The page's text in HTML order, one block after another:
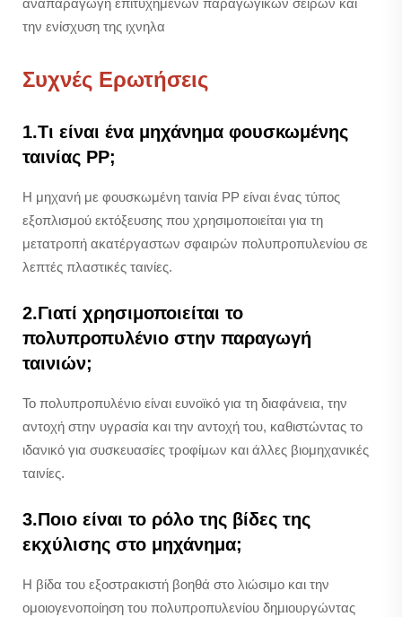
αναπαραγωγή επιτυχημένων παραγωγικών σειρών και
την ενίσχυση της ιχνηλα
Συχνές Ερωτήσεις
1.Τι είναι ένα μηχάνημα φουσκωμένης
ταινίας PP;
Η μηχανή με φουσκωμένη ταινία PP είναι ένας τύπος
εξοπλισμού εκτόξευσης που χρησιμοποιείται για τη
μετατροπή ακατέργαστων σφαιρών πολυπροπυλενίου σε
λεπτές πλαστικές ταινίες.
2.Γιατί χρησιμοποιείται το
πολυπροπυλένιο στην παραγωγή
ταινιών;
Το πολυπροπυλένιο είναι ευνοϊκό για τη διαφάνεια, την
αντοχή στην υγρασία και την αντοχή του, καθιστώντας το
ιδανικό για συσκευασίες τροφίμων και άλλες βιομηχανικές
ταινίες.
3.Ποιο είναι το ρόλο της βίδες της
εκχύλισης στο μηχάνημα;
Η βίδα του εξοστρακιστή βοηθά στο λιώσιμο και την
ομοιογενοποίηση του πολυπροπυλενίου δημιουργώντας